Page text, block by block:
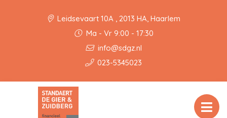
Leidsevaart 10A , 2013 HA, Haarlem
Ma - Vr 9:00 - 17:30
info@sdgz.nl
023-5345023